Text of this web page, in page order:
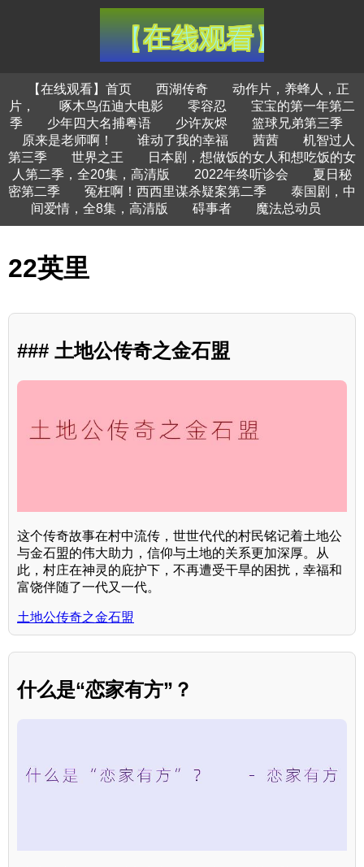
【在线观看】首页 西湖传奇
动作片，养蜂人，正
片，
啄木鸟伍迪大电影 零容忍
宝宝的第一年第二
季
少年四大名捕粤语 少许灰烬
篮球兄弟第三季
原来是老师啊！
谁动了我的幸福 茜茜
机智过人
第三季
世界之王
日本剧，想做饭的女人和想吃饭的女
人第二季，全20集，高清版
2022年终听诊会
夏日秘
密第二季
冤枉啊！西西里谋杀疑案第二季
泰国剧，中
间爱情，全8集，高清版
碍事者 魔法总动员
22英里
### 土地公传奇之金石盟
这个传奇故事在村中流传，世世代代的村民铭记着土地公
与金石盟的伟大助力，信仰与土地的关系更加深厚。从
此，村庄在神灵的庇护下，不再遭受干旱的困扰，幸福和
富饶伴随了一代又一代。
土地公传奇之金石盟
什么是“恋家有方”？